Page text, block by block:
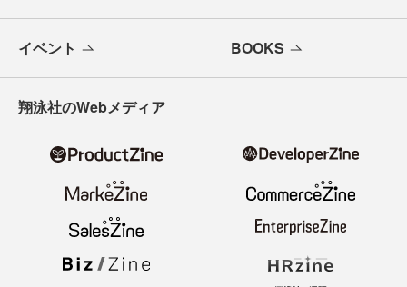
イベント BOOKS
翔泳社のWebメディア